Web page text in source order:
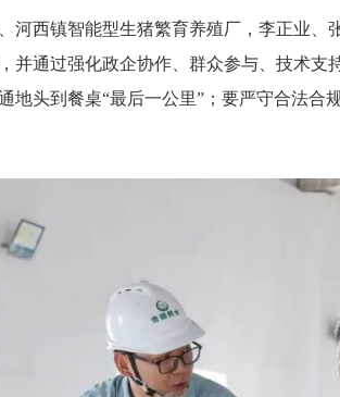
河西镇智能型生猪繁育养殖厂，李正业、
并通过强化政企协作、群众参与、技术
地头到餐桌“最后一公里”；要严守合法